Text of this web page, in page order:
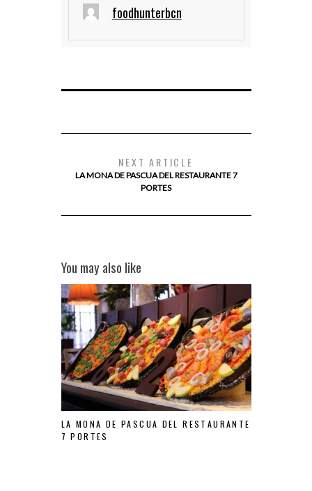
foodhunterbcn
NEXT ARTICLE
LA MONA DE PASCUA DEL RESTAURANTE 7
PORTES
You may also like
LA MONA DE PASCUA DEL RESTAURANTE
7 PORTES